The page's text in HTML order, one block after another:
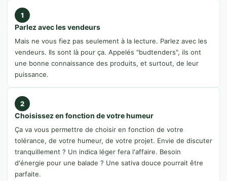
1
Parlez avec les vendeurs
Mais ne vous fiez pas seulement à la lecture. Parlez avec les
vendeurs. Ils sont là pour ça. Appelés "budtenders", ils ont
une bonne connaissance des produits, et surtout, de leur
puissance.
2
Choisissez en fonction de votre humeur
Ça va vous permettre de choisir en fonction de votre
tolérance, de votre humeur, de votre projet. Envie de discuter
tranquillement ? Un indica léger fera l'affaire. Besoin
d'énergie pour une balade ? Une sativa douce pourrait être
parfaite.